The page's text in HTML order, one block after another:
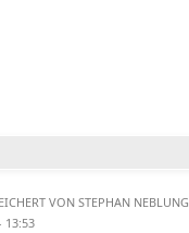
VON STEPHAN NEBLUNG
13:53